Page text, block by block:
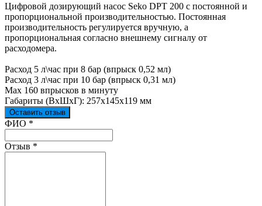
Цифровой дозирующий насос Seko DPT 200 с постоянной и
пропорциональной производительностью. Постоянная
производительность регулируется вручную, а
пропорциональная согласно внешнему сигналу от
расходомера.
Расход 5 л\час при 8 бар (впрыск 0,52 мл)
Расход 3 л\час при 10 бар (впрыск 0,31 мл)
Max 160 впрысков в минуту
Габариты (ВхШхГ): 257х145х119 мм
Оставить отзыв
Ваш отзыв был отправлен!
ФИО *
Отзыв *